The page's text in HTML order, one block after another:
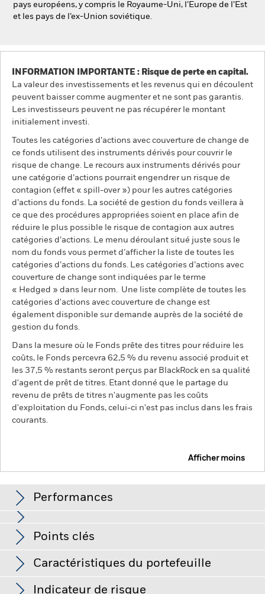
pays européens, y compris le Royaume-Uni, l’Europe de l’Est
et les pays de l’ex-Union soviétique.
INFORMATION IMPORTANTE : Risque de perte en capital.
La valeur des investissements et les revenus qui en découlent
peuvent baisser comme augmenter et ne sont pas garantis.
Les investisseurs peuvent ne pas récupérer le montant
initialement investi.
Toutes les catégories d’actions avec couverture de change de
ce fonds utilisent des instruments dérivés pour couvrir le
risque de change. Le recours aux instruments dérivés pour
une catégorie d’actions pourrait engendrer un risque de
contagion (effet « spill-over ») pour les autres catégories
d’actions du fonds. La société de gestion du fonds veillera à
ce que des procédures appropriées soient en place afin de
réduire le plus possible le risque de contagion aux autres
catégories d’actions. Le menu déroulant situé juste sous le
nom du fonds vous permet d’afficher la liste de toutes les
catégories d’actions du fonds. Les catégories d’actions avec
couverture de change sont indiquées par le terme
« Hedged » dans leur nom. Une liste complète de toutes les
catégories d'actions avec couverture de change est
également disponible sur demande auprès de la société de
gestion du fonds.
Dans la mesure où le Fonds prête des titres pour réduire les
coûts, le Fonds percevra 62,5 % du revenu associé produit et
les 37,5 % restants seront perçus par BlackRock en sa qualité
d'agent de prêt de titres. Etant donné que le partage du
revenu de prêts de titres n'augmente pas les coûts
d'exploitation du Fonds, celui-ci n'est pas inclus dans les frais
courants.
Afficher moins
Performances
Voir le graphique complet
Performances
Risque de change : Le Fonds investit dans d'autres devises.
Les variations de taux de change auront donc un impact sur
la valeur de l'investissement.
La valeur des actions ou titres
liés à des actions peut être affectée par les fluctuations
quotidiennes des marchés boursiers. Les autres facteurs
ayant une influence sont l'actualité politique et économique,
Points clés
Net Assets of Fund
Caractéristiques du portefeuille
Indicateur de risque